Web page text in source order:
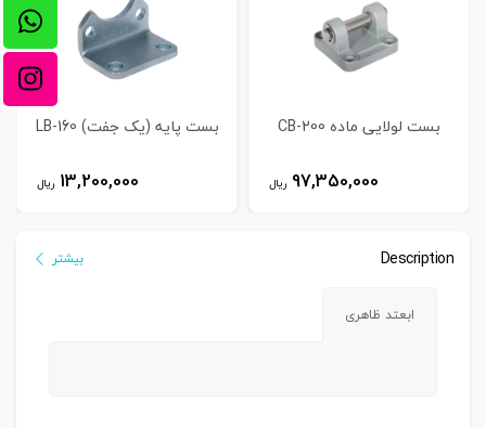
بست لولایی ماده CB-200
97,350,000 ریال
بست پایه (یک جفت) LB-160
13,200,000 ریال
Description بیشتر
ابعتد ظاهری